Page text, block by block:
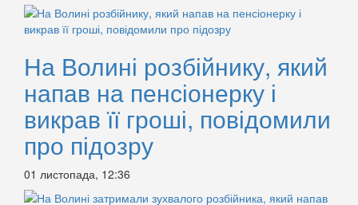
На Волині розбійнику, який
напав на пенсіонерку і
викрав її гроші, повідомили
про підозру
01 листопада, 12:36